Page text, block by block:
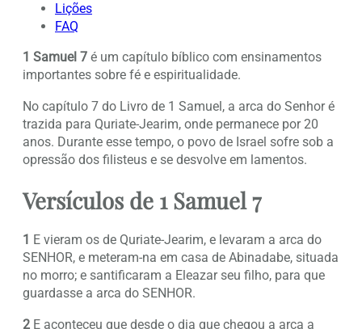
Lições
FAQ
1 Samuel 7 é um capítulo bíblico com ensinamentos
importantes sobre fé e espiritualidade.
No capítulo 7 do Livro de 1 Samuel, a arca do Senhor é
trazida para Quriate-Jearim, onde permanece por 20
anos. Durante esse tempo, o povo de Israel sofre sob a
opressão dos filisteus e se desvolve em lamentos.
Versículos de 1 Samuel 7
1 E vieram os de Quriate-Jearim, e levaram a arca do
SENHOR, e meteram-na em casa de Abinadabe, situada
no morro; e santificaram a Eleazar seu filho, para que
guardasse a arca do SENHOR.
2 E aconteceu que desde o dia que chegou a arca a